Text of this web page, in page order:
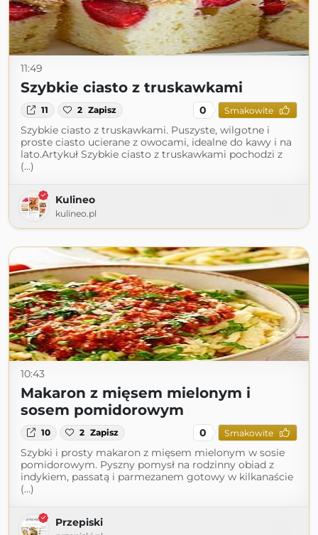
11:49
Szybkie ciasto z truskawkami
11 2 Zapisz 0 Smakowite
Szybkie ciasto z truskawkami. Puszyste, wilgotne i
proste ciasto ucierane z owocami, idealne do kawy i na
lato.Artykuł Szybkie ciasto z truskawkami pochodzi z
(...)
Kulineo
kulineo.pl
10:43
Makaron z mięsem mielonym i
sosem pomidorowym
10 2 Zapisz 0 Smakowite
Szybki i prosty makaron z mięsem mielonym w sosie
pomidorowym. Pyszny pomysł na rodzinny obiad z
indykiem, passatą i parmezanem gotowy w kilkanaście
(...)
Przepiski